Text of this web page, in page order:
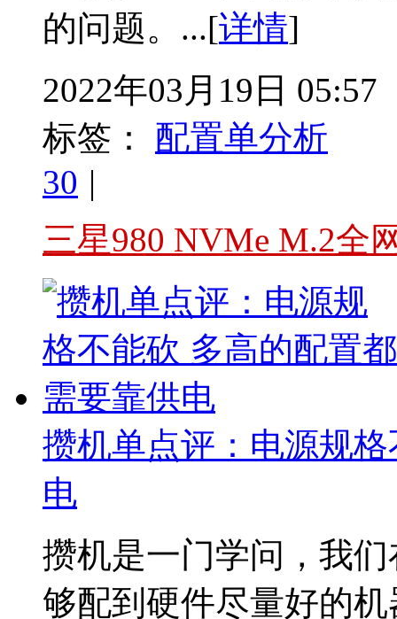
的问题。...[详情]
2022年03月19日 05:57
标签：
配置单分析
30 |
三星980 NVMe M.2全
攒机单点评：电源规
电
攒机是一门学问，我
够配到硬件尽量好的